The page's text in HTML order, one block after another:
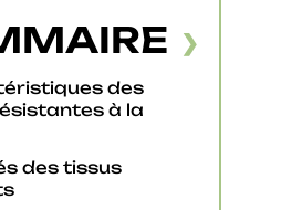
des
à la
des tissus